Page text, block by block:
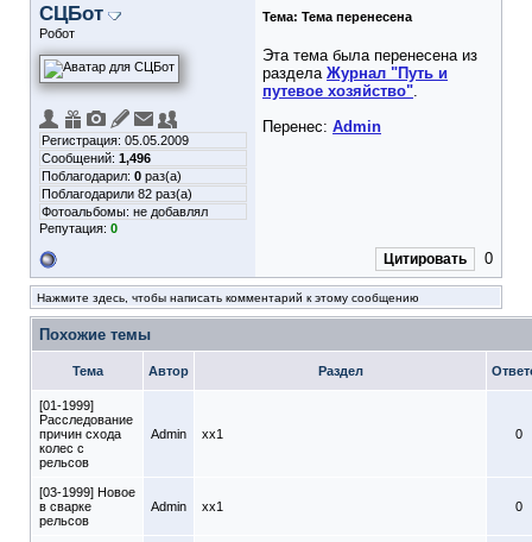
СЦБот
Робот
Регистрация: 05.05.2009
Сообщений: 1,496
Поблагодарил: 0 раз(а)
Поблагодарили 82 раз(а)
Фотоальбомы: не добавлял
Репутация: 0
Тема: Тема перенесена
Эта тема была перенесена из
раздела Журнал "Путь и
путевое хозяйство".
Перенес: Admin
Цитировать 0
Нажмите здесь, чтобы написать комментарий к этому сообщению
Похожие темы
Тема Автор Раздел
[01-1999]
Расследование
причин схода
колес с
рельсов
Admin xx1 0
[03-1999] Новое
в сварке
рельсов
Admin xx1 0